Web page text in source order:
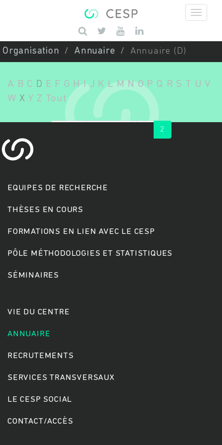
Saisissez vos mots-clés
Organisation Annuaire Annuaire (D)
A B C D E F G H I J K L M N O P Q R S T U V
W X Y Z Tout
2
EQUIPES DE RECHERCHE
THÈSES EN COURS
FORMATIONS EN LIEN AVEC LE CESP
PÔLE MÉTHODOLOGIES ET STATISTIQUES
SÉMINAIRES
VIE DU CENTRE
ANNUAIRE
RECRUTEMENTS
SERVICES TRANSVERSAUX
LE CESP SOCIAL
CONTACT/ACCÈS